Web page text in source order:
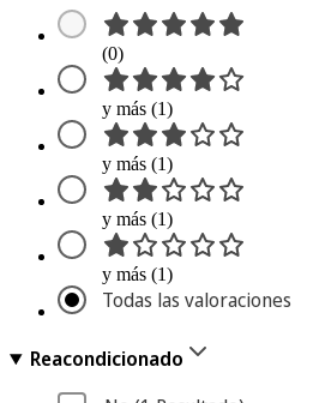
(0)
y más (1)
y más (1)
y más (1)
y más (1)
Todas las valoraciones
Reacondicionado